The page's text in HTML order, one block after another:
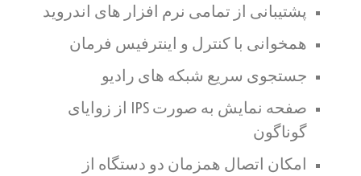
پشتیبانی از تمامی نرم افزار های اندروید
همخوانی با کنترل و اینترفیس فرمان
جستجوی سریع شبکه های رادیو
صفحه نمایش به صورت IPS از زوایای
گوناگون
امکان اتصال همزمان دو دستگاه از